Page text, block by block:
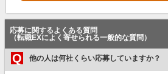
応募に関するよくある質問
（転職EXによく寄せられる一般的な質問）
Q 他の人は何社くらい応募していますか？